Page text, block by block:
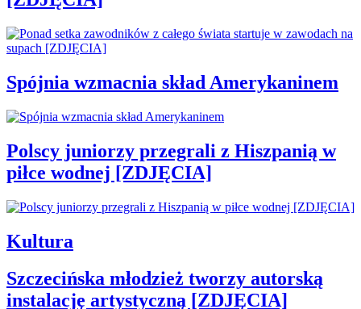
Spójnia wzmacnia skład Amerykaninem
Polscy juniorzy przegrali z Hiszpanią w
piłce wodnej [ZDJĘCIA]
Kultura
Szczecińska młodzież tworzy autorską
instalację artystyczną [ZDJĘCIA]